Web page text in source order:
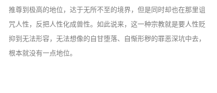
推尊到极高的地位，达于无所不至的境界，但是同时却也在那里诅
咒人性，反把人性化成兽性。如此说来，这一种宗教就是要人性贬
抑到无法形容，无法想像的自甘堕落、自惭形秽的罪恶深坑中去，
根本就没有一点地位。